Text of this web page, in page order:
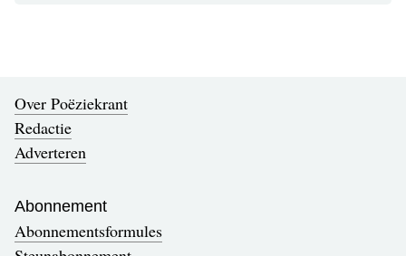
Over Poëziekrant
Redactie
Adverteren
Abonnement
Abonnementsformules